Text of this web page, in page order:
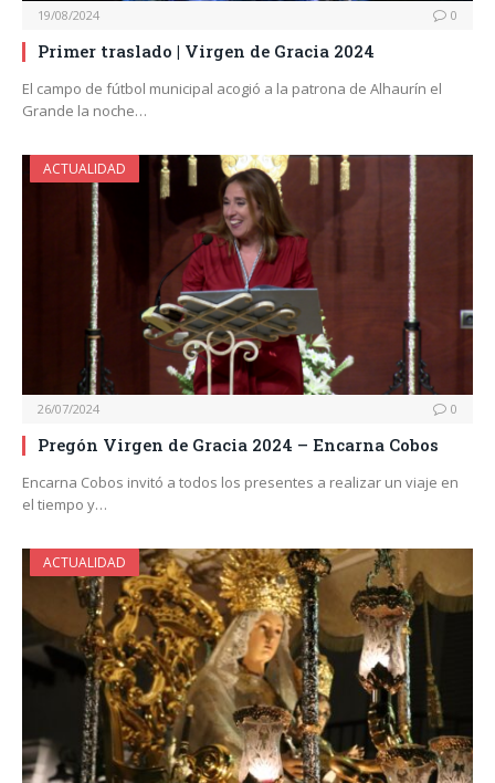
19/08/2024 0
Primer traslado | Virgen de Gracia 2024
El campo de fútbol municipal acogió a la patrona de Alhaurín el
Grande la noche…
ACTUALIDAD
26/07/2024 0
Pregón Virgen de Gracia 2024 – Encarna Cobos
Encarna Cobos invitó a todos los presentes a realizar un viaje en
el tiempo y…
ACTUALIDAD